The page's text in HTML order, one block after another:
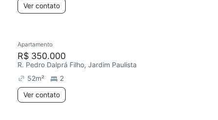
Ver contato
Apartamento
R$ 350.000
R. Pedro Dalprá Filho, Jardim Paulista
52m²
2
Ver contato